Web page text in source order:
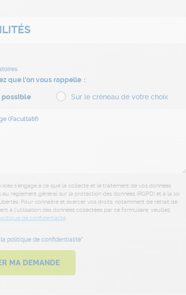
que l'on vous rappelle
possible Sur le créneau de votre choix
s’engage à ce que la collecte et le traitement de vos données
au règlement général sur la protection des données (RGPD) et à la loi
Pour connaître et exercer vos droits, notamment de retrait de
à l’utilisation des données collectées par ce formulaire, veuillez
de confidentialité
politique de confidentialité*
MA DEMANDE